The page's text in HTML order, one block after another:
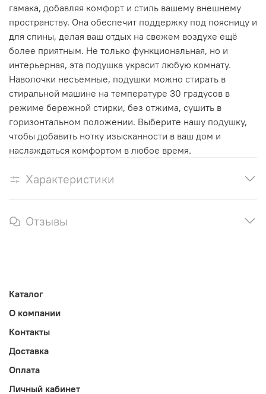
гамака, добавляя комфорт и стиль вашему внешнему
пространству. Она обеспечит поддержку под поясницу и
для спины, делая ваш отдых на свежем воздухе ещё
более приятным. Не только функциональная, но и
интерьерная, эта подушка украсит любую комнату.
Наволочки несъемные, подушки можно стирать в
стиральной машине на температуре 30 градусов в
режиме бережной стирки, без отжима, сушить в
горизонтальном положении. Выберите нашу подушку,
чтобы добавить нотку изысканности в ваш дом и
наслаждаться комфортом в любое время.
Характеристики
Отзывы
Каталог
О компании
Контакты
Доставка
Оплата
Личный кабинет